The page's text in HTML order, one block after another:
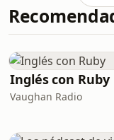
Epicteto
cómo
cuando
Inglés con Ruby
Vaughan Radio